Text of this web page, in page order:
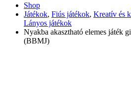
Shop
Játékok, Fiús játékok, Kreatív és
Lányos játékok
Nyakba akasztható elemes játék
(BBMJ)